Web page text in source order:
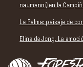
naumanni) en la
La Palma: paisaje de
Eline de Jong. La